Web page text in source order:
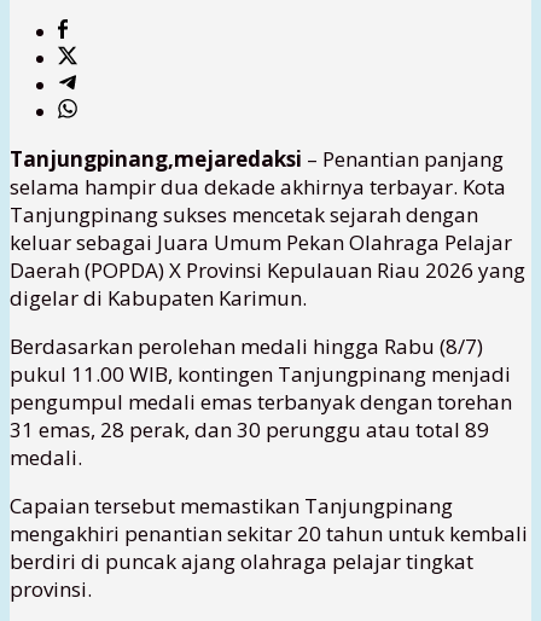
Tanjungpinang,mejaredaksi – Penantian panjang
selama hampir dua dekade akhirnya terbayar. Kota
Tanjungpinang sukses mencetak sejarah dengan
keluar sebagai Juara Umum Pekan Olahraga Pelajar
Daerah (POPDA) X Provinsi Kepulauan Riau 2026 yang
digelar di Kabupaten Karimun.
Berdasarkan perolehan medali hingga Rabu (8/7)
pukul 11.00 WIB, kontingen Tanjungpinang menjadi
pengumpul medali emas terbanyak dengan torehan
31 emas, 28 perak, dan 30 perunggu atau total 89
medali.
Capaian tersebut memastikan Tanjungpinang
mengakhiri penantian sekitar 20 tahun untuk kembali
berdiri di puncak ajang olahraga pelajar tingkat
provinsi.